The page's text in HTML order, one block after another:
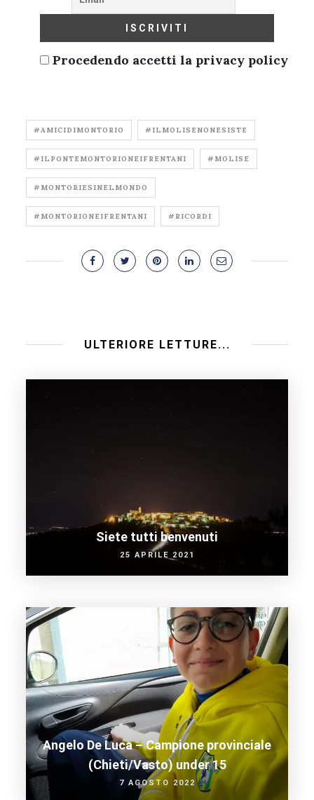
Procedendo accetti la privacy policy
#AMICIDIMONTORIO #ILMOLISENONESISTE
#ILPONTEMONTORIONEIFRENTANI #MOLISE
#MONTORIESINELMONDO
#MONTORIONEIFRENTANI #RICORDI
ULTERIORE LETTURE...
Siete tutti benvenuti
25 APRILE 2021
Angelo De Luca – Campione provinciale
(Chieti/Vasto) under 15
7 AGOSTO 2022